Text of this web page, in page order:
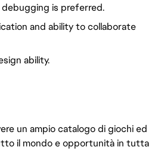
is preferred.
and ability to collaborate
ability.
un ampio catalogo di giochi ed
il mondo e opportunità in tutta